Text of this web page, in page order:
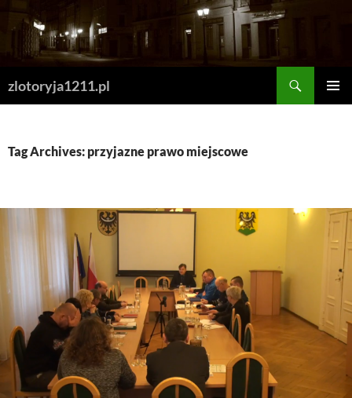
Skip
content
zlotoryja1211.pl
Tag Archives: przyjazne prawo miejscowe